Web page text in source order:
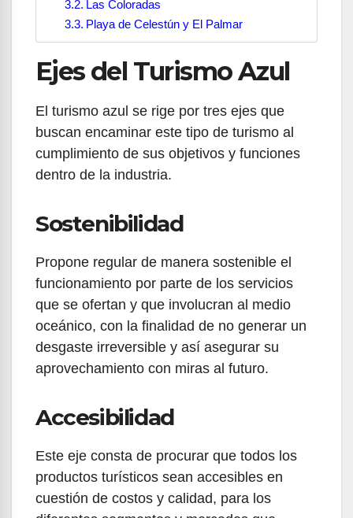
Las Coloradas
Playa de Celestún y El Palmar
Ejes del Turismo Azul
El turismo azul se rige por tres ejes que
buscan encaminar este tipo de turismo al
cumplimiento de sus objetivos y funciones
dentro de la industria.
Sostenibilidad
Propone regular de manera sostenible el
funcionamiento por parte de los servicios
que se ofertan y que involucran al medio
oceánico, con la finalidad de no generar un
desgaste irreversible y así asegurar su
aprovechamiento con miras al futuro.
Accesibilidad
Este eje consta de procurar que todos los
productos turísticos sean accesibles en
cuestión de costos y calidad, para los